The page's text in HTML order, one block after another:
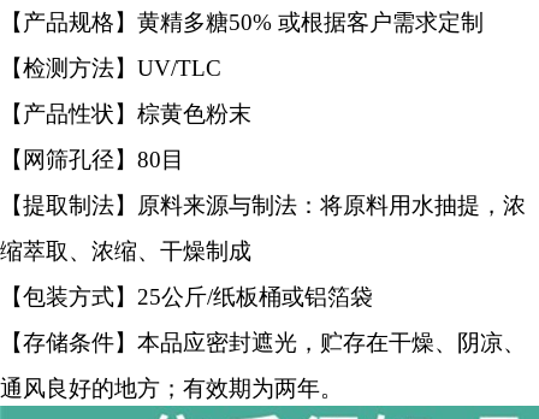
【产品规格】黄精多糖50% 或根据客户需求定制
【检测方法】UV/TLC
【产品性状】棕黄色粉末
【网筛孔径】80目
【提取制法】原料来源与制法：将原料用水抽提，浓
缩萃取、浓缩、干燥制成
【包装方式】25公斤/纸板桶或铝箔袋
【存储条件】本品应密封遮光，贮存在干燥、阴凉、
通风良好的地方；有效期为两年。